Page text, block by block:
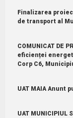
Finalizarea
de transport al
COMUNICAT DE
eficienței
Corp C6,
UAT MAIA Anunt
UAT MUNICIPIUL